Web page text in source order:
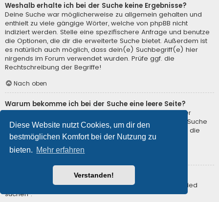
Diese Website nutzt Cookies, um dir den
bestmöglichen Komfort bei der Nutzung zu
bieten. Mehr erfahren
Verstanden!
Weshalb erhalte ich bei der Suche keine Ergebnisse?
Deine Suche war möglicherweise zu allgemein gehalten und
enthielt zu viele gängige Wörter, welche von phpBB nicht
indiziert werden. Stelle eine spezifischere Anfrage und benutze
die Optionen, die dir die erweiterte Suche bietet. Außerdem ist
es natürlich auch möglich, dass dein(e) Suchbegriff(e) hier
nirgends im Forum verwendet wurden. Prüfe ggf. die
Rechtschreibung der Begriffe!
Nach oben
Warum bekomme ich bei der Suche eine leere Seite?
Deine Suche lieferte zu viele Ergebnisse, somit konnte der
Webserver sie nicht verarbeiten. Benutze die erweiterte Suche
und gib spezifischere Suchbegriffe ein oder beschränke die
Suche auf verschiedene Unterforen.
Nach oben
Wie kann ich nach Mitgliedern suchen?
Gehe zur Mitgliederliste und klicke auf „Nach einem Mitglied
suchen“.